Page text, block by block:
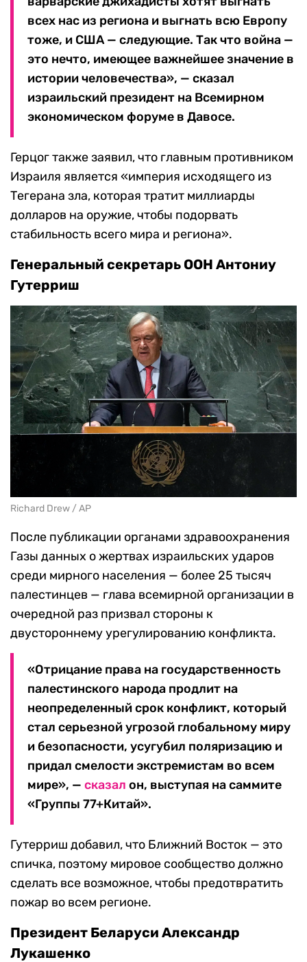
всех нас из региона и выгнать всю Европу
тоже, и США — следующие. Так что война —
это нечто, имеющее важнейшее значение в
истории человечества», — сказал
израильский президент на Всемирном
экономическом форуме в Давосе.
Герцог также заявил, что главным противником
Израиля является «империя исходящего из
Тегерана зла, которая тратит миллиарды
долларов на оружие, чтобы подорвать
стабильность всего мира и региона».
Генеральный секретарь ООН Антониу
Гутерриш
Richard Drew / AP
После публикации органами здравоохранения
Газы данных о жертвах израильских ударов
среди мирного населения — более 25 тысяч
палестинцев — глава всемирной организации в
очередной раз призвал стороны к
двустороннему урегулированию конфликта.
«Отрицание права на государственность
палестинского народа продлит на
неопределенный срок конфликт, который
стал серьезной угрозой глобальному миру
и безопасности, усугубил поляризацию и
придал смелости экстремистам во всем
мире», — сказал он, выступая на саммите
«Группы 77+Китай».
Гутерриш добавил, что Ближний Восток — это
спичка, поэтому мировое сообщество должно
сделать все возможное, чтобы предотвратить
пожар во всем регионе.
Президент Беларуси Александр
Лукашенко